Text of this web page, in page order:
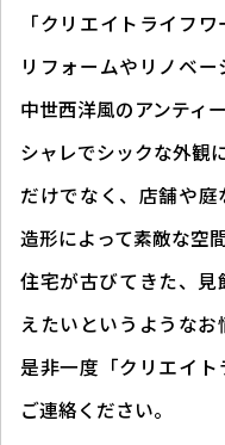
「クリエイトライフ
リフォームやリノベ
中世西洋風のアンティ
シャレでシックな外観
だけでなく、店舗や
造形によって素敵な空
住宅が古びてきた、
えたいというようなお
是非一度「クリエイ
ご連絡ください。